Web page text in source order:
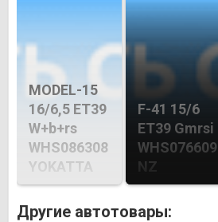
MODEL-15
16/6,5 ET39
W+b+rs
WHS086308
YOKATTA
F-41 15/6
ET39 Gmrsi
WHS076609
NZ
Другие автотовары: